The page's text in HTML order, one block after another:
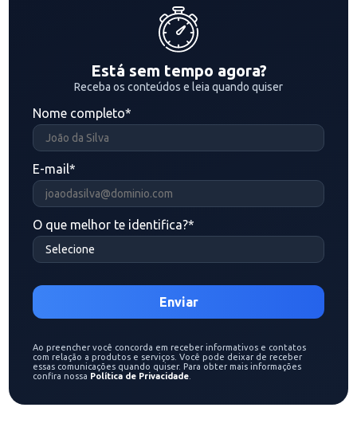
Está sem tempo agora?
Receba os conteúdos e leia quando quiser
Nome completo*
E-mail*
O que melhor te identifica?*
Ao preencher você concorda em receber informativos e contatos
com relação a produtos e serviços. Você pode deixar de receber
essas comunicações quando quiser. Para obter mais informações
confira nossa Política de Privacidade